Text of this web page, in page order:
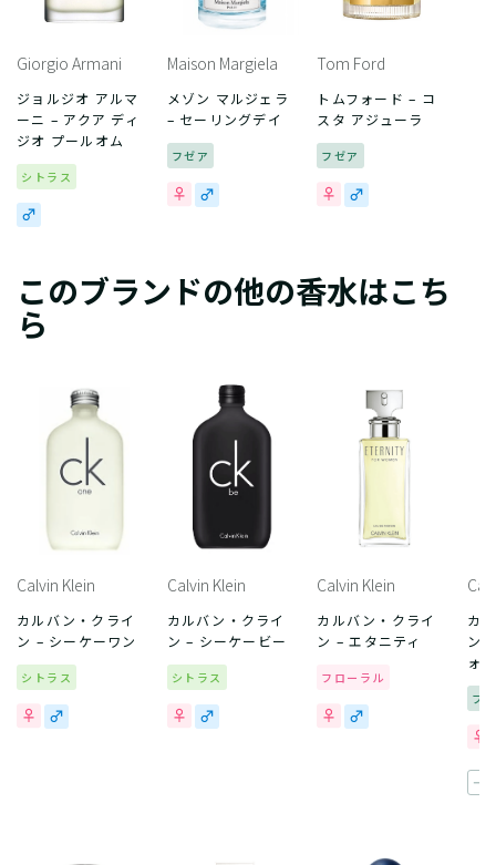
Giorgio Armani
ジョルジオ アルマ
ーニ – アクア ディ
ジオ プールオム
シトラス
Maison Margiela
メゾン マルジェラ
– セーリングデイ
フゼア
Tom Ford
トムフォード – コ
スタ アジューラ
フゼア
このブランドの他の香水はこち
ら
Calvin Klein
カルバン・クライ
ン – シーケーワン
シトラス
Calvin Klein
カルバン・クライ
ン – シーケービー
シトラス
Calvin Klein
カルバン・クライ
ン – エタニティ
フローラル
カ
ン
ォ
フ
一